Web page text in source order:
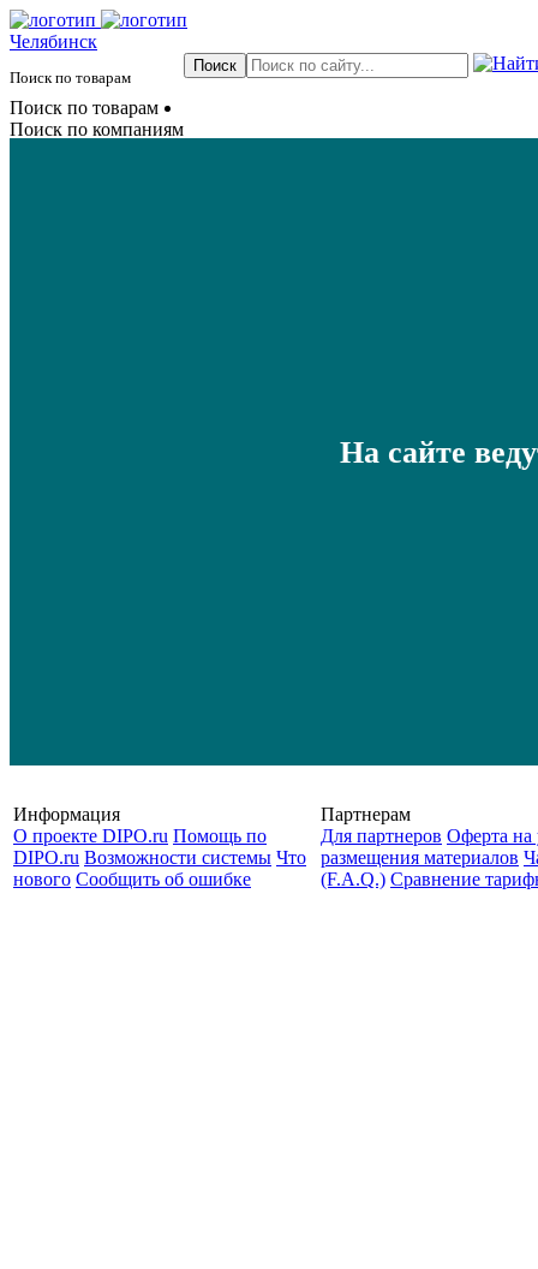
Челябинск
Поиск по товарам
Поиск по товарам
Поиск по компаниям
На сайте
Информация
О проекте DIPO.ru Помощь по
DIPO.ru Возможности системы Что
нового Сообщить об ошибке
Партнерам
Для партнеров Оферта на
размещения материалов
(F.A.Q.) Cравнение